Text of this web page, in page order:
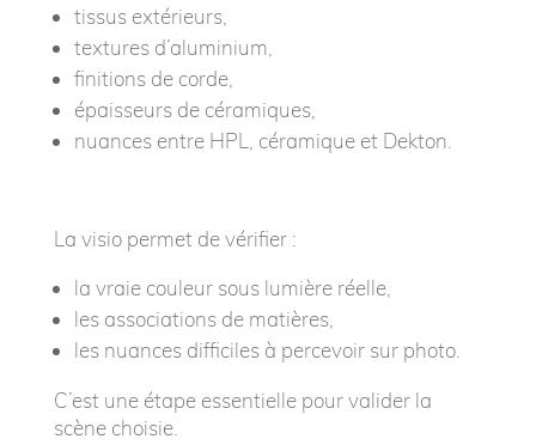
tissus extérieurs,
textures d’aluminium,
finitions de corde,
épaisseurs de céramiques,
nuances entre HPL, céramique et Dekton.
La visio permet de vérifier :
la vraie couleur sous lumière réelle,
les associations de matières,
les nuances difficiles à percevoir sur photo.
C’est une étape essentielle pour valider la
scène choisie.